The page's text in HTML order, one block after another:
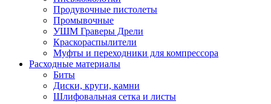
Продувочные пистолеты
Промывочные
УШМ Граверы Дрели
Краскораспылители
Муфты и переходники для компрессора
Расходные материалы
Биты
Диски, круги, камни
Шлифовальная сетка и листы